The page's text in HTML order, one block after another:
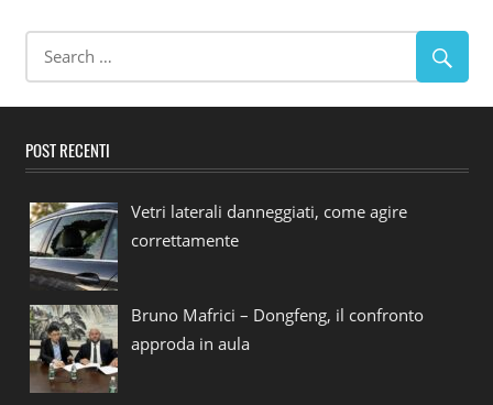
POST RECENTI
Vetri laterali danneggiati, come agire
correttamente
Bruno Mafrici – Dongfeng, il confronto
approda in aula